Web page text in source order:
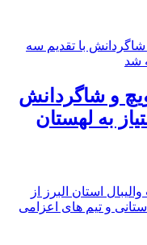
و شاگردانش
به لهستان